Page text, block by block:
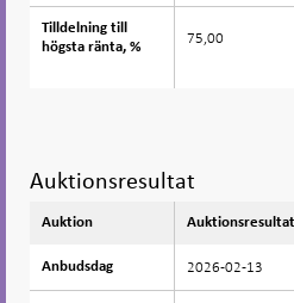
Tilldelning till
högsta ränta, %
Tilldelning till
högsta ränta, %
75,00
Auktion
Anbudsdag
Auktionsresultat
Auktion Auktionsresultat
Anbudsdag 2026-02-13